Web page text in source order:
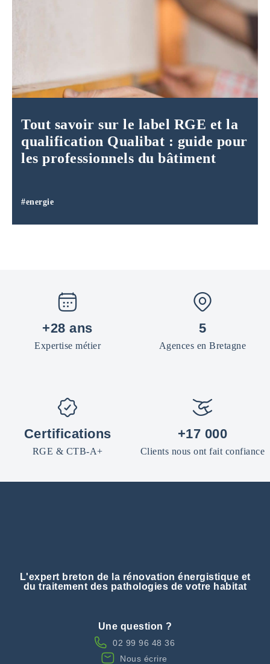
Tout savoir sur le label RGE et la
qualification Qualibat : guide pour
les professionnels du bâtiment
#energie
+28 ans
Expertise métier
5
Agences en Bretagne
Certifications
RGE & CTB-A+
+17 000
Clients nous ont fait confiance
L'expert breton de la rénovation énergistique et
du traitement des pathologies de votre habitat
Une question ?
02 99 96 48 36
Nous écrire